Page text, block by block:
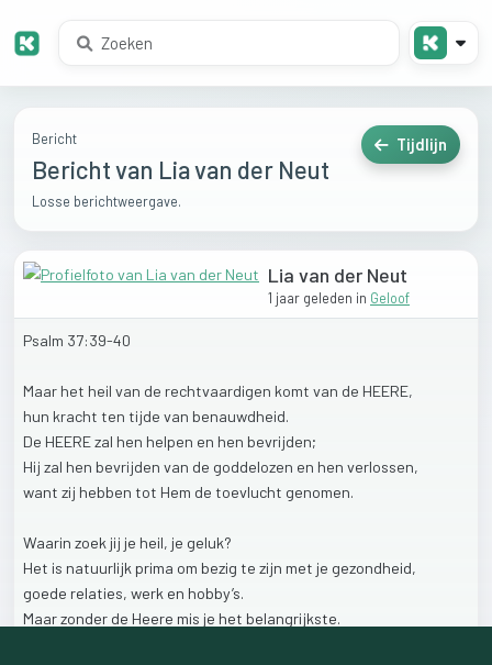
Bericht
Bericht van Lia van der Neut
Losse berichtweergave.
Tijdlijn
Lia van der Neut
1 jaar geleden in Geloof
Psalm 37:39-40
Maar het heil van de rechtvaardigen komt van de HEERE,
hun kracht ten tijde van benauwdheid.
De HEEREzal hen helpen en hen bevrijden;
Hij zal hen bevrijden van de goddelozen en hen verlossen,
want zij hebben tot Hem de toevlucht genomen.
Waarin zoek jij je heil, je geluk?
Het is natuurlijk prima om bezig te zijn met je gezondheid,
goede relaties, werk en hobby’s.
Maarzonder de Heere mis je het belangrijkste.